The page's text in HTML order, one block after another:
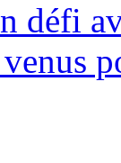
défi
venus